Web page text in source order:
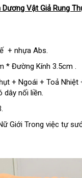
Vật Giả Rung
+ nhựa Abs.
* Đường Kính 3.5cm .
+ Ngoái + Toả
dây nối liền.
Giới Trong việc tự